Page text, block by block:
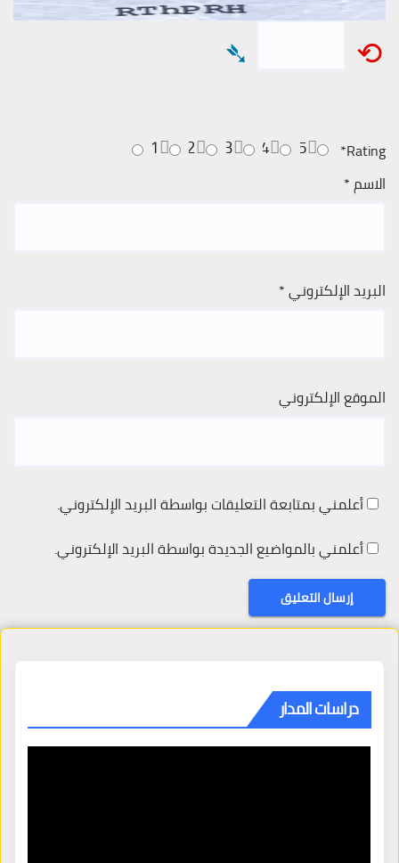
⟲
➴
Rating
*
5
4
3
2
1
الاسم*
البريد الإلكتروني*
الموقع الإلكتروني
أعلمني بمتابعة التعليقات بواسطة البريد الإلكتروني.
أعلمني بالمواضيع الجديدة بواسطة البريد الإلكتروني.
دراسات المدار